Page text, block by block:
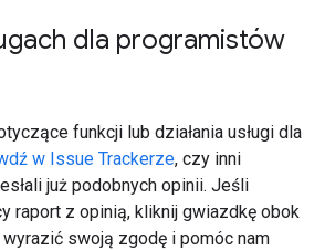
dla programistów
funkcji lub działania usługi dla
w Issue Trackerze, czy inni
już podobnych opinii. Jeśli
raport z opinią, kliknij gwiazdkę obok
wyrazić swoją zgodę i pomóc nam